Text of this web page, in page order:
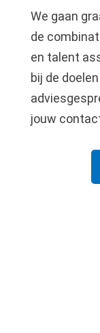
We gaan
de
en talent
bij de
jouw